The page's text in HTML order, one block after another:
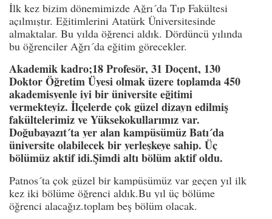
İlk kez bizim dönemimizde Ağrı´da Tıp Fakültesi
açılmıştır. Eğitimlerini Atatürk Üniversitesinde
almaktalar. Bu yılda öğrenci aldık. Dördüncü yılında
bu öğrenciler Ağrı´da eğitim görecekler.
Akademik kadro;18 Profesör, 31 Doçent, 130
Doktor Öğretim Üyesi olmak üzere toplamda 450
akademisyenle iyi bir üniversite eğitimi
vermekteyiz. İlçelerde çok güzel dizayn edilmiş
fakültelerimiz ve Yüksekokullarımız var.
Doğubayazıt´ta yer alan kampüsümüz Batı´da
üniversite olabilecek bir yerleşkeye sahip. Üç
bölümüz aktif idi.Şimdi altı bölüm aktif oldu.
Patnos´ta çok güzel bir kampüsümüz var geçen yıl ilk
kez iki bölüme öğrenci aldık.Bu yıl üç bölüme
öğrenci alacağız.toplam beş bölüm olacak.